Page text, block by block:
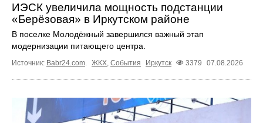
ИЭСК увеличила мощность подстанции
«Берёзовая» в Иркутском районе
В поселке Молодёжный завершился важный этап
модернизации питающего центра.
Источник: Babr24.com. ЖКХ, События Иркутск 3379 07.08.2026